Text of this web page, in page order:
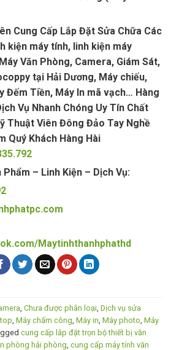
Cung Cấp Lắp Đặt Sửa Chữa Các
kiện máy tính, linh kiện máy
Văn Phòng, Camera, Giám Sát,
tại Hải Dương, Máy chiếu,
Đếm Tiền, Máy In mã vạch… Hàng
Vụ Nhanh Chóng Uy Tín Chất
Thuật Viên Đông Đảo Tay Nghề
Quý Khách Hàng Hài
Phẩm – Linh Kiện – Dịch Vụ:
Maytinhthanhphathd
Chưa được phân loại Dịch vụ sửa
Máy chấm công Máy in Máy photo Máy
cung cấp lắp đặt trọn bộ thiết bị văn
phòng hải phòng cung cấp máy tính văn